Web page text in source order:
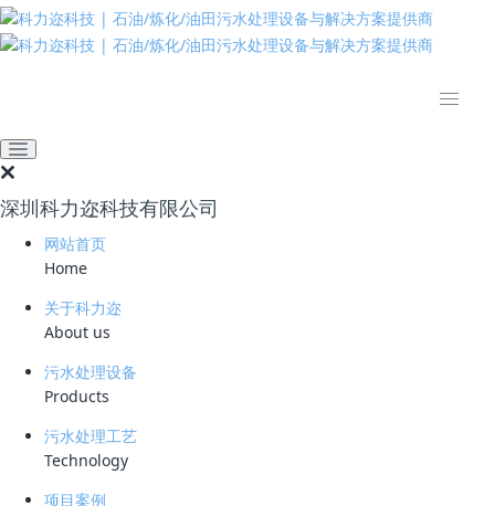
深圳科力迩科技有限公司
网站首页
Home
关于科力迩
About us
污水处理设备
Products
污水处理工艺
Technology
项目案例
推动绿色发展 建设美丽中国
垃圾渗滤液的主要污染源构
成
2025-10-28 14:33:45
文件版本 ：
文件类型 ：
(1) 有机污染物